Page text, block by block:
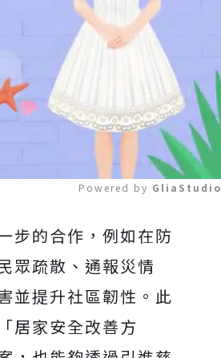
Mute
Powered by
步的合作，例如在防
眾疏散、通報災情
並提升社區韌性。此
居家安全改善方